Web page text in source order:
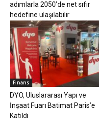
adımlarla 2050’de net sıfır
hedefine ulaşılabilir
Finans
DYO, Uluslararası Yapı ve
İnşaat Fuarı Batimat Paris’e
Katıldı